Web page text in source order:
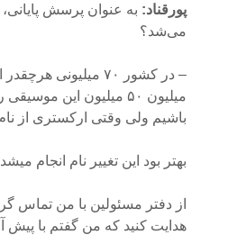
پورقناد: به عنوان پرسش
می‌شد؟
باشیم ولی وقتی ارکستری از
بهتر بود این تغییر نام انجام
از دفتر مسئولین با من تماس
هدایت کنید که من گفتم با پیش